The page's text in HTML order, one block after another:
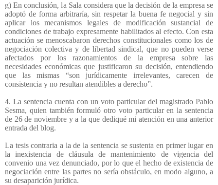
g) En conclusión, la Sala considera que la decisión de la empresa se
adoptó de forma arbitraría, sin respetar la buena fe negocial y sin
aplicar los mecanismos legales de modificación sustancial de
condiciones de trabajo expresamente habilitados al efecto. Con esta
actuación se menoscabaron derechos constitucionales como los de
negociación colectiva y de libertad sindical, que no pueden verse
afectados por los razonamientos de la empresa sobre las
necesidades económicas que justificaron su decisión, entendiendo
que las mismas “son jurídicamente irrelevantes, carecen de
consistencia y no resultan atendibles a derecho”.
4. La sentencia cuenta con un voto particular del magistrado Pablo
Sesma, quien también formuló otro voto particular en la sentencia
de 26 de noviembre y a la que dediqué mi atención en una anterior
entrada del blog.
La tesis contraria a la de la sentencia se sustenta en primer lugar en
la inexistencia de cláusula de mantenimiento de vigencia del
convenio una vez denunciado, por lo que el hecho de existencia de
negociación entre las partes no sería obstáculo, en modo alguno, a
su desaparición jurídica.